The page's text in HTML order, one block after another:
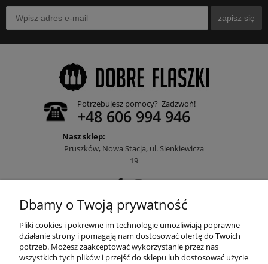
zapisz się
Potrzebujesz pomocy? Zadzwoń!
+48 606 994 946
Nasz sklep:
Pruszków, Nowa Stacja, ul. Sienkiewicza
19
POMOC
Dbamy o Twoją prywatność
Pliki cookies i pokrewne im technologie umożliwiają poprawne
działanie strony i pomagają nam dostosować ofertę do Twoich
potrzeb. Możesz zaakceptować wykorzystanie przez nas
wszystkich tych plików i przejść do sklepu lub dostosować użycie